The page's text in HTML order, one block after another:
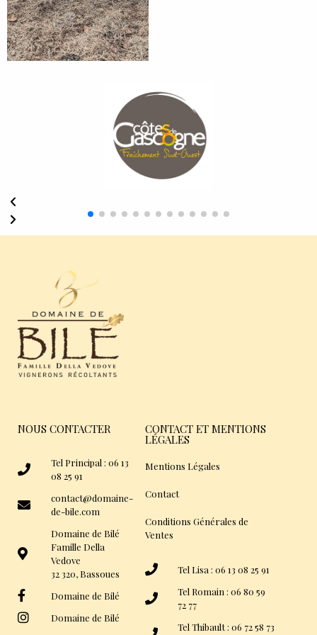
NOUS CONTACTER
Tel Principal : 06 13
08 25 91
contact@domaine-
de-bile.com
Domaine de Bilé
Famille Della
Vedove
32 320, Bassoues
Domaine de Bilé
Domaine de Bilé
CONTACT ET MENTIONS
LÉGALES
Mentions Légales
Contact
Conditions Générales de
Ventes
Tel Lisa : 06 13 08 25 91
Tel Romain : 06 80 59
72 77
Tel Thibault : 06 72 58 73